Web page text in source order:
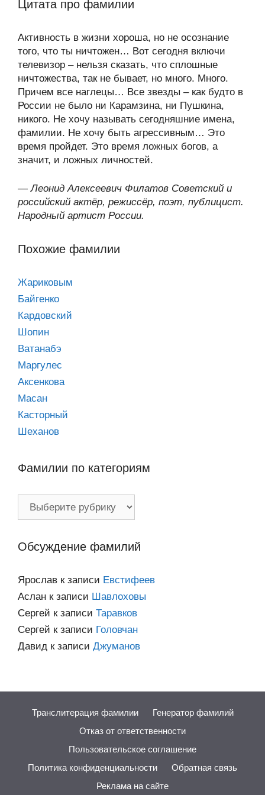
Цитата про фамилии
Активность в жизни хороша, но не осознание
того, что ты ничтожен… Вот сегодня включи
телевизор – нельзя сказать, что сплошные
ничтожества, так не бывает, но много. Много.
Причем все наглецы… Все звезды – как будто в
России не было ни Карамзина, ни Пушкина,
никого. Не хочу называть сегодняшние имена,
фамилии. Не хочу быть агрессивным… Это
время пройдет. Это время ложных богов, а
значит, и ложных личностей.
—Леонид Алексеевич Филатов Советский и
российский актёр, режиссёр, поэт, публицист.
Народный артист России.
Похожие фамилии
Жариковым
Байгенко
Кардовский
Шопин
Ватанабэ
Маргулес
Аксенкова
Масан
Касторный
Шеханов
Фамилии по категориям
Фамилии
Обсуждение фамилий
Ярослав к записи Евстифеев
Аслан к записи Шавлоховы
Сергей к записи Таравков
Сергей к записи Головчан
Давид к записи Джуманов
Транслитерация фамилии
Генератор фамилий
Отказ от ответственности
Пользовательское соглашение
Политика конфиденциальности
Обратная связь
Реклама на сайте